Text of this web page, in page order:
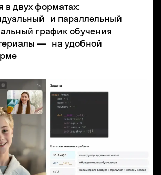
в двух форматах:
и параллельный
график обучения
— на удобной